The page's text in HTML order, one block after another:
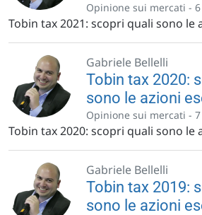
Opinione sui mercati -
Tobin tax 2021: scopri quali sono le
Gabriele Bellelli
Tobin tax 2020:
sono le azioni
Opinione sui mercati -
Tobin tax 2020: scopri quali sono le
Gabriele Bellelli
Tobin tax 2019:
sono le azioni